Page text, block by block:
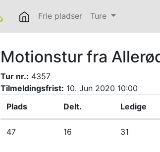
Frie pladser Ture
Motionstur fra
Tur nr.: 4357
Tilmeldingsfrist: 10. Jun 2020 10:00
Plads
Delt. Ledige
47 16 31